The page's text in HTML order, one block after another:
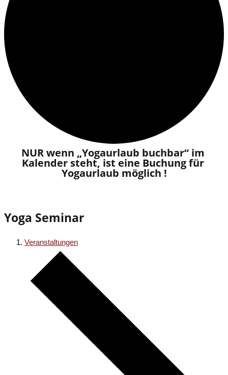
NUR wenn „Yogaurlaub buchbar“ im
Kalender steht, ist eine Buchung für
Yogaurlaub möglich !​
Yoga Seminar
Veranstaltungen